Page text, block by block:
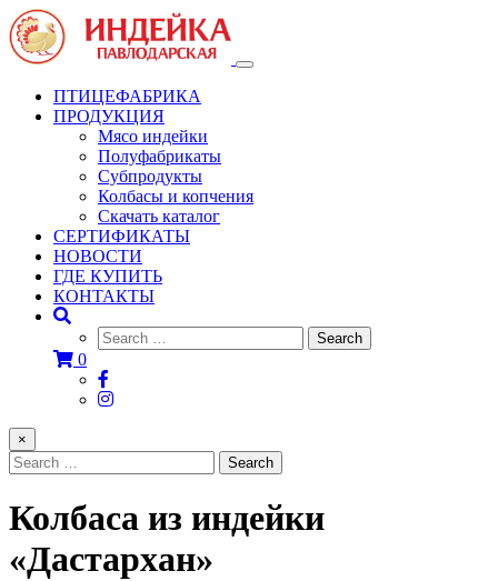
Toggle
ПТИЦЕФАБРИКА
ПРОДУКЦИЯ
Мясо индейки
Полуфабрикаты
Субпродукты
Колбасы и копчения
Скачать каталог
СЕРТИФИКАТЫ
НОВОСТИ
ГДЕ КУПИТЬ
КОНТАКТЫ
0
×
Колбаса из индейки
«Дастархан»